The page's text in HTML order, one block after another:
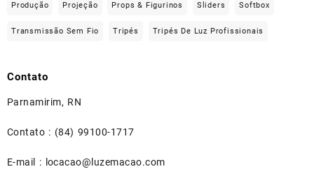
Produção Projeção Props & Figurinos Sliders Softbox
Transmissão Sem Fio Tripés Tripés De Luz Profissionais
Contato
Parnamirim, RN
Contato : (84) 99100-1717
E-mail : locacao@luzemacao.com